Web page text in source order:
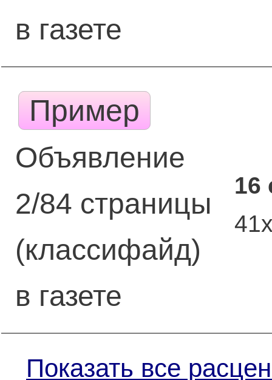
в газете
Пример
Объявление
2/84 страницы
(классифайд)
в газете
16
Показать все